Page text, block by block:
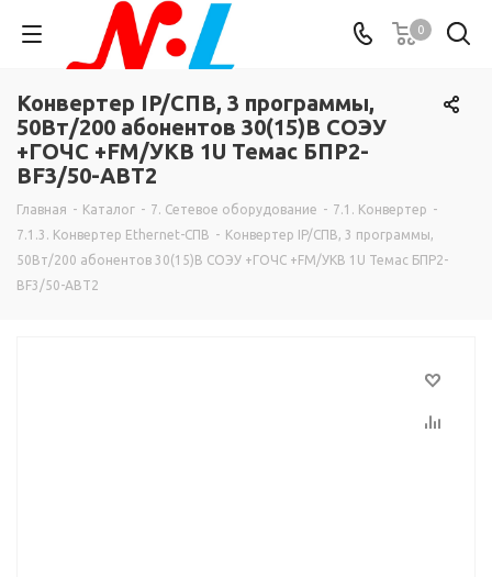
0
Конвертер IP/СПВ, 3 программы,
50Вт/200 абонентов 30(15)В СОЭУ
+ГОЧС +FM/УКВ 1U Темас БПР2-
BF3/50-АВТ2
Главная - Каталог - 7. Сетевое оборудование - 7.1. Конвертер -
7.1.3. Конвертер Ethernet-СПВ - Конвертер IP/СПВ, 3 программы,
50Вт/200 абонентов 30(15)В СОЭУ +ГОЧС +FM/УКВ 1U Темас БПР2-
BF3/50-АВТ2